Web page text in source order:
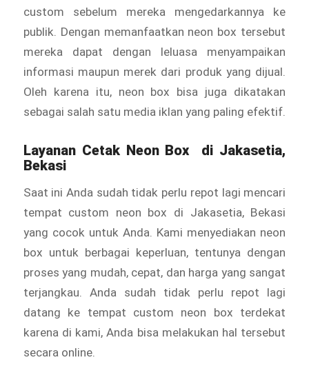
custom sebelum mereka mengedarkannya ke
publik. Dengan memanfaatkan neon box tersebut
mereka dapat dengan leluasa menyampaikan
informasi maupun merek dari produk yang dijual.
Oleh karena itu, neon box bisa juga dikatakan
sebagai salah satu media iklan yang paling efektif.
Layanan Cetak Neon Box di Jakasetia,
Bekasi
Saat ini Anda sudah tidak perlu repot lagi mencari
tempat custom neon box di Jakasetia, Bekasi
yang cocok untuk Anda. Kami menyediakan neon
box untuk berbagai keperluan, tentunya dengan
proses yang mudah, cepat, dan harga yang sangat
terjangkau. Anda sudah tidak perlu repot lagi
datang ke tempat custom neon box terdekat
karena di kami, Anda bisa melakukan hal tersebut
secara online.